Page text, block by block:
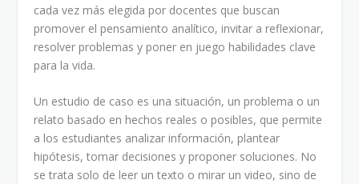
cada vez más elegida por docentes que buscan
promover el pensamiento analítico, invitar a reflexionar,
resolver problemas y poner en juego habilidades clave
para la vida.
Un estudio de caso es una situación, un problema o un
relato basado en hechos reales o posibles, que permite
a los estudiantes analizar información, plantear
hipótesis, tomar decisiones y proponer soluciones. No
se trata solo de leer un texto o mirar un video, sino de